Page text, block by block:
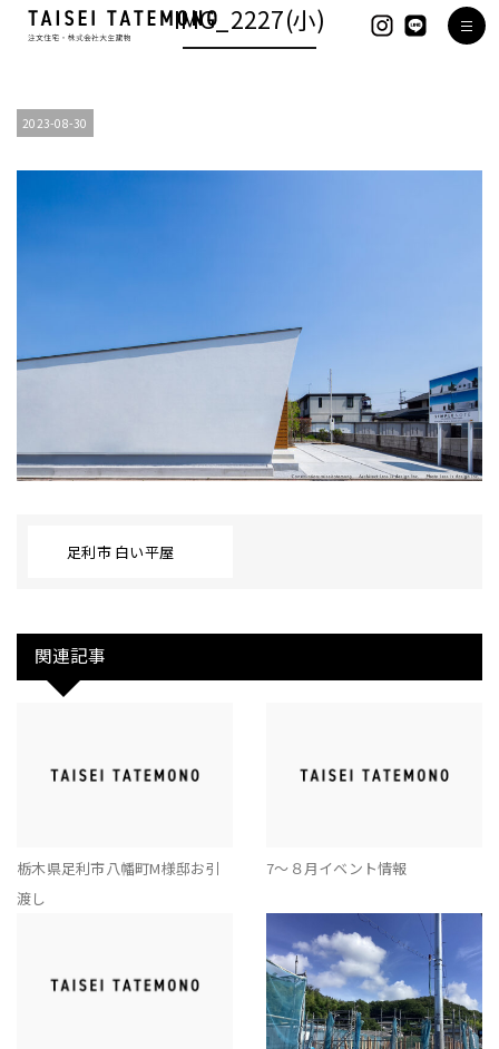
IMG_2227(小)
2023-08-30
足利市 白い平屋
関連記事
栃木県足利市八幡町M様邸お引
渡し
7～８月イベント情報